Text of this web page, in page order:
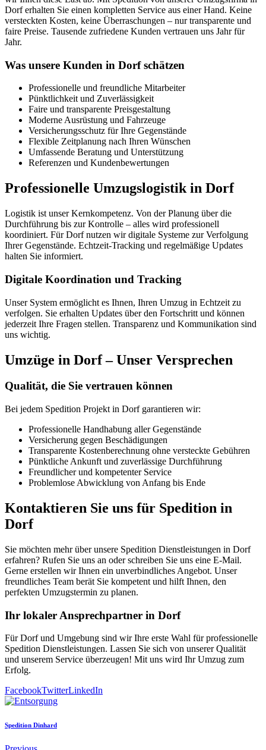
Dorf erhalten Sie einen kompletten Service aus einer Hand. Keine
versteckten Kosten, keine Überraschungen – nur transparente und
faire Preise. Tausende zufriedene Kunden vertrauen uns Jahr für
Jahr.
Was unsere Kunden in Dorf schätzen
Professionelle und freundliche Mitarbeiter
Pünktlichkeit und Zuverlässigkeit
Faire und transparente Preisgestaltung
Moderne Ausrüstung und Fahrzeuge
Versicherungsschutz für Ihre Gegenstände
Flexible Zeitplanung nach Ihren Wünschen
Umfassende Beratung und Unterstützung
Referenzen und Kundenbewertungen
Professionelle Umzugslogistik in Dorf
Logistik ist unser Kernkompetenz. Von der Planung über die
Durchführung bis zur Kontrolle – alles wird professionell
koordiniert. Für Dorf nutzen wir digitale Systeme zur Verfolgung
Ihrer Gegenstände. Echtzeit-Tracking und regelmäßige Updates
halten Sie informiert.
Digitale Koordination und Tracking
Unser System ermöglicht es Ihnen, Ihren Umzug in Echtzeit zu
verfolgen. Sie erhalten Updates über den Fortschritt und können
jederzeit Ihre Fragen stellen. Transparenz und Kommunikation sind
uns wichtig.
Umzüge in Dorf – Unser Versprechen
Qualität, die Sie vertrauen können
Bei jedem Spedition Projekt in Dorf garantieren wir:
Professionelle Handhabung aller Gegenstände
Versicherung gegen Beschädigungen
Transparente Kostenberechnung ohne versteckte Gebühren
Pünktliche Ankunft und zuverlässige Durchführung
Freundlicher und kompetenter Service
Problemlose Abwicklung von Anfang bis Ende
Kontaktieren Sie uns für Spedition in
Dorf
Sie möchten mehr über unsere Spedition Dienstleistungen in Dorf
erfahren? Rufen Sie uns an oder schreiben Sie uns eine E-Mail.
Gerne erstellen wir Ihnen ein unverbindliches Angebot. Unser
freundliches Team berät Sie kompetent und hilft Ihnen, den
perfekten Umzugstermin zu planen.
Ihr lokaler Ansprechpartner in Dorf
Für Dorf und Umgebung sind wir Ihre erste Wahl für professionelle
Spedition Dienstleistungen. Lassen Sie sich von unserer Qualität
und unserem Service überzeugen! Mit uns wird Ihr Umzug zum
Erfolg.
FacebookTwitterLinkedIn
Spedition Dinhard